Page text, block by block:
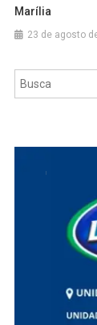
Marília
23 de agosto
Pesquisar